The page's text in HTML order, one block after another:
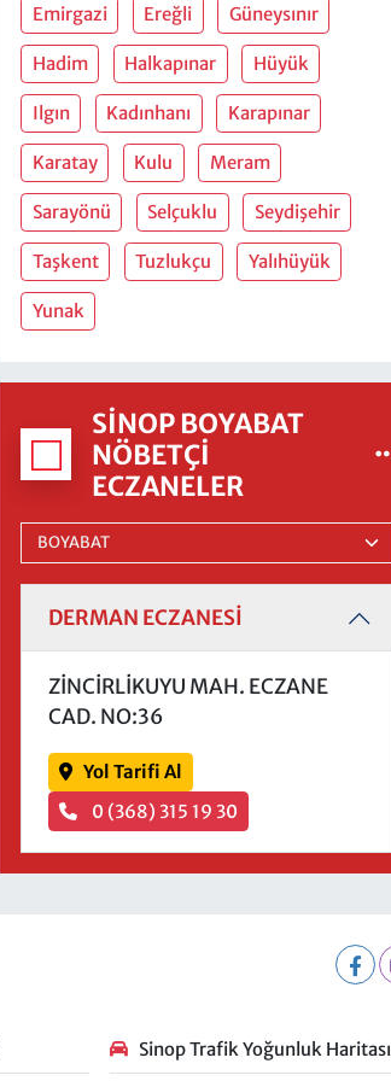
Emirgazi Ereğli Güneysınır
Hadim Halkapınar Hüyük
Ilgın Kadınhanı Karapınar
Karatay Kulu Meram
Sarayönü Selçuklu Seydişehir
Taşkent Tuzlukçu Yalıhüyük
Yunak
SINOP BOYABAT
NÖBETÇI
ECZANELER
DERMAN ECZANESİ
ZİNCİRLİKUYU MAH. ECZANE
CAD. NO:36
Yol Tarifi Al
0 (368) 315 19 30
Sinop Trafik Yoğunluk Haritası